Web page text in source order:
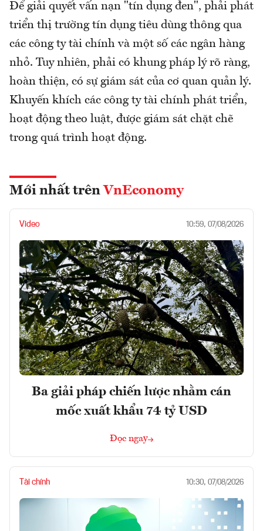
Để giải quyết vấn nạn "tín dụng đen", phải phát
triển thị trường tín dụng tiêu dùng thông qua
các công ty tài chính và một số các ngân hàng
nhỏ. Tuy nhiên, phải có khung pháp lý rõ ràng,
hoàn thiện, có sự giám sát của cơ quan quản lý.
Khuyến khích các công ty tài chính phát triển,
hoạt động theo luật, được giám sát chặt chẽ
trong quá trình hoạt động.
Mới nhất trên VnEconomy
Video 10:59, 07/08/2026
Ba giải pháp chiến lược nhằm cán
mốc xuất khẩu 74 tỷ USD
Đọc ngay
Tài chính 10:30, 07/08/2026